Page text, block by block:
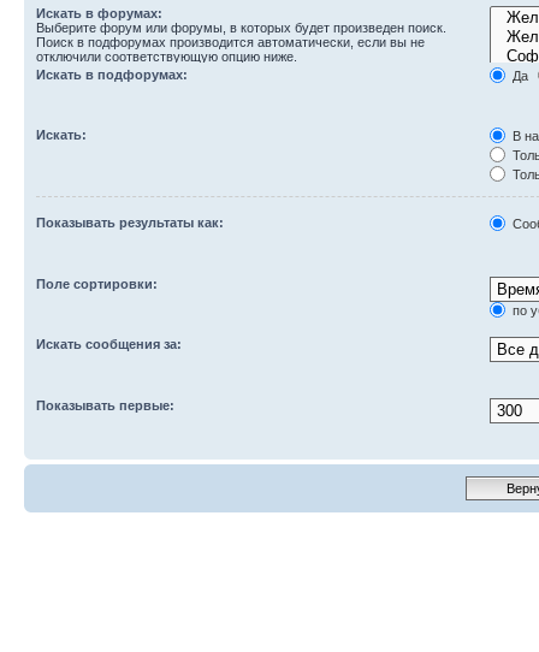
Искать в форумах:
Выберите форум или форумы, в которых будет произведен поиск.
Поиск в подфорумах производится автоматически, если вы не
отключили соответствующую опцию ниже.
Искать в подфорумах:
Да
Искать:
В
Показывать результаты как:
Поле сортировки:
по
Искать сообщения за:
Показывать первые: